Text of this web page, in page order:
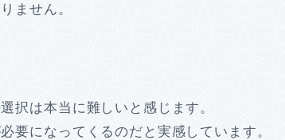
ません。
択は本当に難しいと感じます。
要になってくるのだと実感しています。